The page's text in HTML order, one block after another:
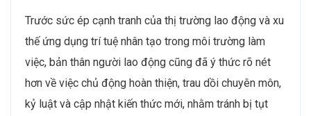
Trước sức ép cạnh tranh của thị trường lao động và xu
thế ứng dụng trí tuệ nhân tạo trong môi trường làm
việc, bản thân người lao động cũng đã ý thức rõ nét
hơn về việc chủ động hoàn thiện, trau dồi chuyên môn,
kỷ luật và cập nhật kiến thức mới, nhằm tránh bị tụt